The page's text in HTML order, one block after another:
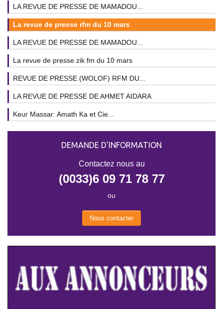
LA REVUE DE PRESSE DE MAMADOU...
La revue de presse rfm du 10 mars
LA REVUE DE PRESSE DE MAMADOU...
La revue de presse zik fm du 10 mars
REVUE DE PRESSE (WOLOF) RFM DU...
LA REVUE DE PRESSE DE AHMET AIDARA
Keur Massar: Amath Ka et Cie...
DEMANDE D'INFORMATION
Contactez nous au
(0033)6 09 71 78 77
ou
Nous contacter